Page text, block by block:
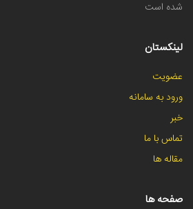
شده است
لینکستان
عضویت
ورود به سامانه
خبر
تماس با ما
مقاله ها
صفحه ها